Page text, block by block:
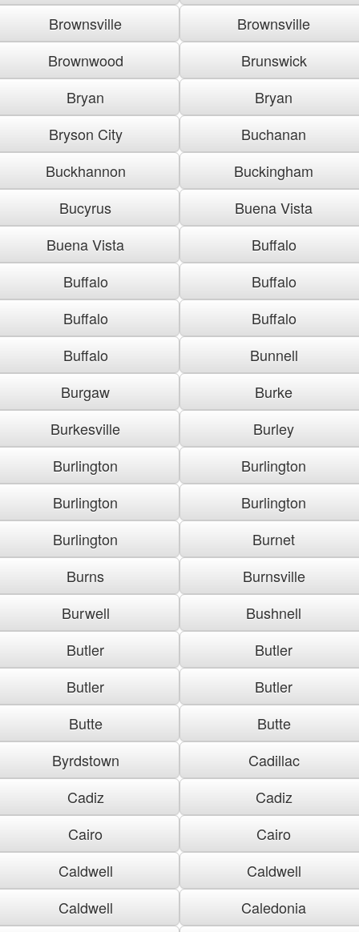
Brownsville
Brownsville
Brownwood
Brunswick
Bryan
Bryan
Bryson City
Buchanan
Buckhannon
Buckingham
Bucyrus
Buena Vista
Buena Vista
Buffalo
Buffalo
Buffalo
Buffalo
Buffalo
Buffalo
Bunnell
Burgaw
Burke
Burkesville
Burley
Burlington
Burlington
Burlington
Burlington
Burlington
Burnet
Burns
Burnsville
Burwell
Bushnell
Butler
Butler
Butler
Butler
Butte
Butte
Byrdstown
Cadillac
Cadiz
Cadiz
Cairo
Cairo
Caldwell
Caldwell
Caldwell
Caledonia